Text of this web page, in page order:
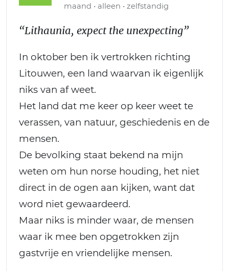
maand • alleen • zelfstandig
“Lithaunia, expect the unexpecting”
In oktober ben ik vertrokken richting
Litouwen, een land waarvan ik eigenlijk
niks van af weet.
Het land dat me keer op keer weet te
verassen, van natuur, geschiedenis en de
mensen.
De bevolking staat bekend na mijn
weten om hun norse houding, het niet
direct in de ogen aan kijken, want dat
word niet gewaardeerd.
Maar niks is minder waar, de mensen
waar ik mee ben opgetrokken zijn
gastvrije en vriendelijke mensen.